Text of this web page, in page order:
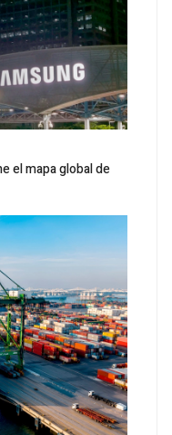
el mapa global de